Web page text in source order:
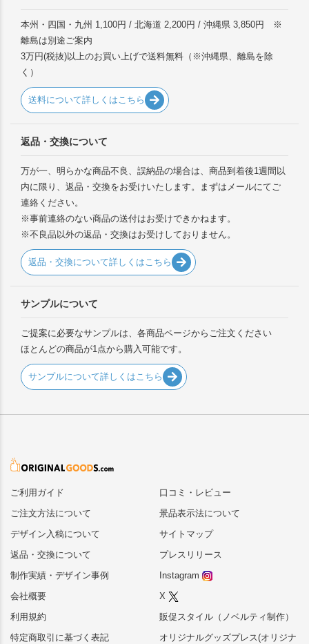
本州・四国・九州 1,100円 / 北海道 2,200円 / 沖縄県 3,850円 ※
離島は別途ご案内
3万円(税抜)以上のお買い上げで送料無料（※沖縄県、離島を除
く）
送料について詳しくはこちら
返品・交換について
万が一、明らかな商品不良、誤納品の場合は、商品到着後1週間以
内に限り、返品・交換をお受けいたします。まずはメールにてご
連絡ください。
※事前連絡のない商品の送付はお受けできかねます。
※不良品以外の返品・交換はお受けしておりません。
返品・交換について詳しくはこちら
サンプルについて
ご提案に必要なサンプルは、各商品ページからご注文ください
ほとんどの商品が1点から購入可能です。
サンプルについて詳しくはこちら
ご利用ガイド
ご注文方法について
デザイン入稿について
返品・交換について
制作実績・デザイン事例
会社概要
利用規約
特定商取引に基づく表記
口コミ・レビュー
景品表示法について
サイトマップ
プレスリリース
Instagram
X
販促スタイル（ノベルティ制作）
オリジナルグッズプレス(オリジナ